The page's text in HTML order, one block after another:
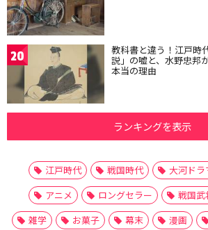
20 教科書と違う！江戸時
説」の嘘と、水野忠邦
本当の理由
ランキングを表示
江戸時代 戦国時代 大河ドラ
アニメ
ロングセラー 戦国武
雑学
お菓子 幕末 漫画